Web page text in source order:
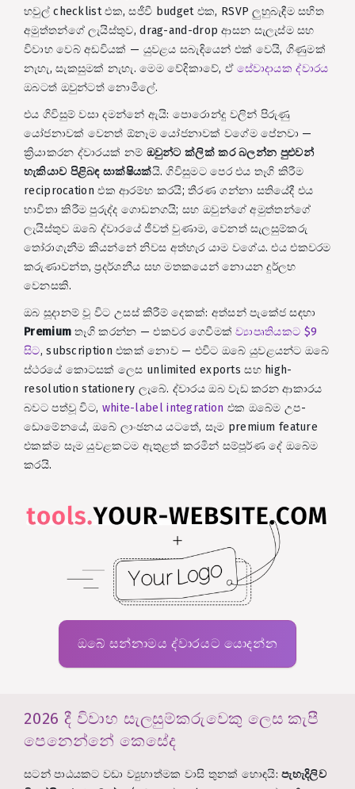
හවුල් checklist එක, සජීවී budget එක, RSVP ලුහුබැඳීම සහිත
අමුත්තන්ගේ ලැයිස්තුව, drag-and-drop ආසන සැලැස්ම සහ
විවාහ වෙබ් අඩවියක් — යුවළය සබැඳියෙන් එක් වෙයි, ගිණුමක්
නැහැ, සැකසුමක් නැහැ. මෙම වේදිකාවේ, ඒ සේවාදායක ද්වාරය
ඔබටත් ඔවුන්ටත් නොමිලේ.
එය ගිවිසුම් වසා දමන්නේ ඇයි: පොරොන්දු වලින් පිරුණු
යෝජනාවක් වෙනත් ඕනෑම යෝජනාවක් වගේම පේනවා —
ක්‍රියාකරන ද්වාරයක් නම් ඔවුන්ට ක්ලික් කර බලන්න පුළුවන්
හැකියාව පිළිබඳ සාක්ෂියක්යි. ගිවිසුමට පෙර එය තෑගි කිරීම
reciprocation එක ආරම්භ කරයි; තීරණ ගන්නා සතියේදී එය
භාවිතා කිරීම පුරුද්ද ගොඩනගයි; සහ ඔවුන්ගේ අමුත්තන්ගේ
ලැයිස්තුව ඔබේ ද්වාරයේ ජීවත් වුණාම, වෙනත් සැලසුම්කරු
තෝරාගැනීම කියන්නේ නිවස අත්හැර යාම වගේය. එය එකවරම
කරුණාවන්ත, ප්‍රදර්ශනීය සහ මතකයෙන් නොයන දුර්ලභ
වෙනසකි.
ඔබ සූදානම් වූ විට උසස් කිරීම් දෙකක්: අත්සන් පැකේජ සඳහා
Premium තෑගි කරන්න — එකවර ගෙවීමක්ව්‍යාපෘතියකට $9
සිට, subscription එකක් නොව — එවිට ඔබේ යුවළයන්ට ඔබේ
ස්ථරයේ කොටසක් ලෙස unlimited exports සහ high-
resolution stationery ලැබේ. ද්වාරය ඔබ වැඩ කරන ආකාරය
බවට පත්වූ විට, white-label integration එක ඔබේම උප-
ඩොමේනයේ, ඔබේ ලාංඡනය යටතේ, සෑම premium feature
එකක්ම සෑම යුවළකටම ඇතුළත් කරමින් සම්පූර්ණ දේ ඔබේම
කරයි.
ඔබේ සන්නාමය ද්වාරයට යොදන්න
2026 දී විවාහ සැලසුම්කරුවෙකු ලෙස කැපී
පෙනෙන්නේ කෙසේද
සටන් පාඨයකට වඩා ව්‍යුහාත්මක වාසි තුනක් හොඳයි:පැහැදිලිව